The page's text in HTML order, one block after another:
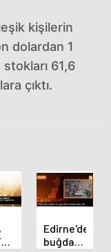
kişilerin
dolardan 1
61,6
çıktı.
Edirne'de
buğday